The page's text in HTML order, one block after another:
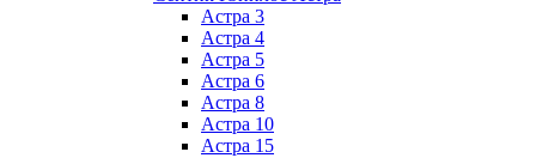
Астра 3
Астра 4
Астра 5
Астра 6
Астра 8
Астра 10
Астра 15